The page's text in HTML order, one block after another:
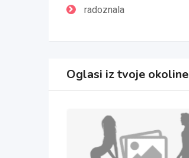
radoznala
Oglasi iz tvoje okoline